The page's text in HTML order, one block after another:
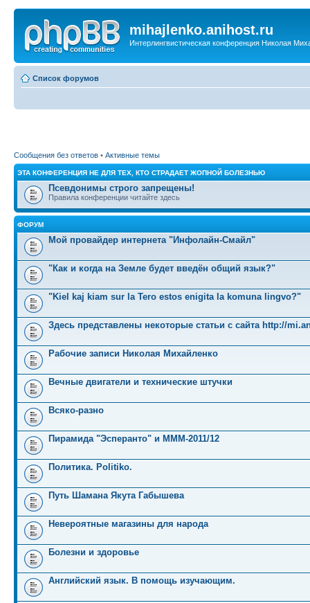
mihajlenko.anihost.ru
Интерлингвистическая конференция Николая
Список форумов
Сообщения без ответов • Активные темы
ЭТА КОНФЕРЕНЦИЯ НЕ ДЛЯ ТЕХ, КТО СТРАДАЕТ ЖОПНОЙ БОЛЕЗНЬЮ
Псевдонимы строго запрещены!
Правила конференции читайте здесь
ФОРУМ
Мой провайдер интернета "Инфолайн-Смайл"
"Как и когда на Земле будет введён общий язык?"
"Kiel kaj kiam sur la Tero estos enigita la komuna lingvo?"
Здесь представлены некоторые статьи с сайта http://
Рабочие записи Николая Михайленко
Вечные двигатели и технические штучки
Всяко-разно
Пирамида "Эсперанто" и MMM-2011/12
Политика. Politiko.
Путь Шамана Якута Габышева
Невероятные магазины для народа
Болезни и здоровье
Английский язык. В помощь изучающим.